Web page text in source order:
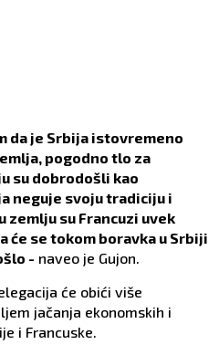
da je Srbija istovremeno
pogodno tlo za
su dobrodošli kao
neguje svoju tradiciju i
su Francuzi uvek
će se tokom boravka u Srbiji
- naveo je Gujon.
će obići više
jačanja ekonomskih i
i Francuske.